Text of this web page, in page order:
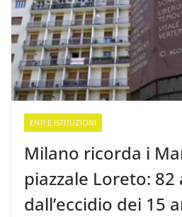
ENTI E ISTITUZIONI
Milano ricorda i
piazzale Loreto: 82
dall’eccidio dei 15